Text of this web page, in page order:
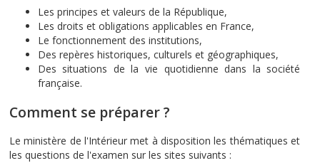
Les principes et valeurs de la République,
Les droits et obligations applicables en France,
Le fonctionnement des institutions,
Des repères historiques, culturels et géographiques,
Des situations de la vie quotidienne dans la société
française.
Comment se préparer ?
Le ministère de l'Intérieur met à disposition les thématiques et
les questions de l'examen sur les sites suivants :